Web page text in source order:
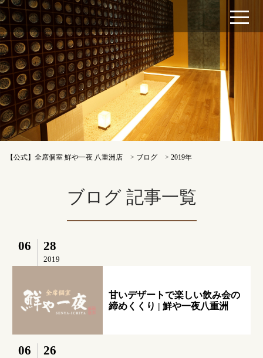
【公式】全席個室 鮮や一夜 八重洲店 > ブログ >2019年
ブログ 記事一覧
06 28
2019
甘いデザートで楽しい飲み会の
締めくくり | 鮮や一夜八重洲
06 26